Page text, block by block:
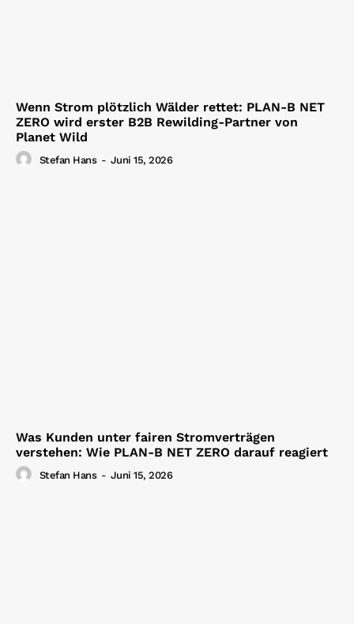
Wenn Strom plötzlich Wälder rettet: PLAN-B NET
ZERO wird erster B2B Rewilding-Partner von
Planet Wild
Stefan Hans - Juni 15, 2026
Was Kunden unter fairen Stromverträgen
verstehen: Wie PLAN-B NET ZERO darauf reagiert
Stefan Hans - Juni 15, 2026